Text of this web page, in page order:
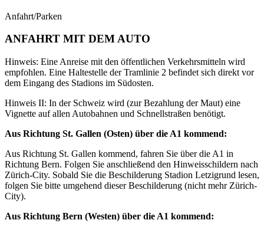
Anfahrt/Parken
ANFAHRT MIT DEM AUTO
Hinweis: Eine Anreise mit den öffentlichen Verkehrsmitteln wird
empfohlen. Eine Haltestelle der Tramlinie 2 befindet sich direkt vor
dem Eingang des Stadions im Südosten.
Hinweis II: In der Schweiz wird (zur Bezahlung der Maut) eine
Vignette auf allen Autobahnen und Schnellstraßen benötigt.
Aus Richtung St. Gallen (Osten) über die A1 kommend:
Aus Richtung St. Gallen kommend, fahren Sie über die A1 in
Richtung Bern. Folgen Sie anschließend den Hinweisschildern nach
Zürich-City. Sobald Sie die Beschilderung Stadion Letzigrund lesen,
folgen Sie bitte umgehend dieser Beschilderung (nicht mehr Zürich-
City).
Aus Richtung Bern (Westen) über die A1 kommend: